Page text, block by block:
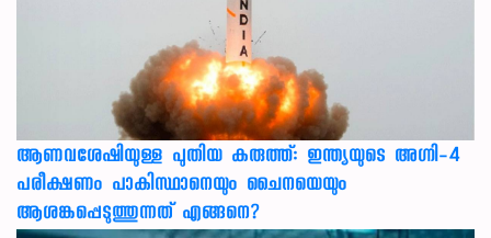
ആണവശേഷിയുള്ള പുതിയ കരുത്ത്: ഇന്ത്യയുടെ അഗ്നി-4
പരീക്ഷണം പാകിസ്ഥാനെയും ചൈനയെയും
ആശങ്കപ്പെടുത്തുന്നത് എങ്ങനെ?